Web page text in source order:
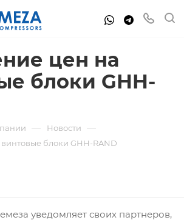
цен на
блоки GHH-
— Новости —
блоки GHH-RAND
уведомляет своих партнеров,